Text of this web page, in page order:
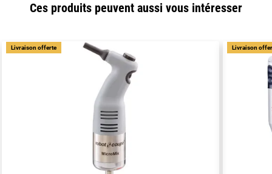
Ces produits peuvent aussi vous intéresser
Livraison offerte Livraison